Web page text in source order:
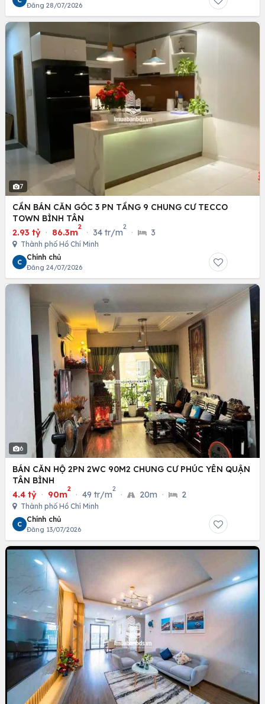
Đăng 28/07/2026
7
CẦN BÁN CĂN GÓC 3 PN TẦNG 9 CHUNG CƯ TECCO
TOWN BÌNH TÂN
2.93 tỷ · 86.3m
2
· 34 tr/m
2
· 3
Thành phố Hồ Chí Minh
C
Chính chủ
Đăng 24/07/2026
6
BÁN CĂN HỘ 2PN 2WC 90M2 CHUNG CƯ PHÚC YÊN QUẬN
TÂN BÌNH
4.4 tỷ · 90m
2
· 49 tr/m
2
· 20m · 2
Thành phố Hồ Chí Minh
C
Chính chủ
Đăng 13/07/2026